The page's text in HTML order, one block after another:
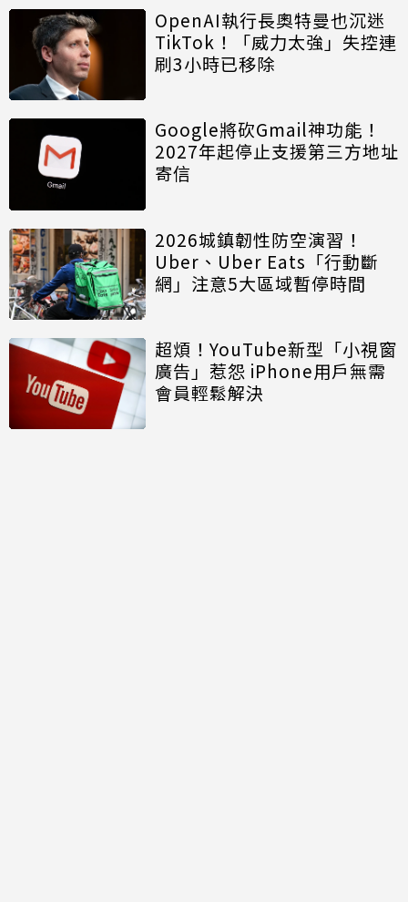
OpenAI執行長奧特曼也沉迷
TikTok！「威力太強」失控連
刷3小時已移除
Google將砍Gmail神功能！
2027年起停止支援第三方地址
寄信
2026城鎮韌性防空演習！
Uber、Uber Eats「行動斷
網」注意5大區域暫停時間
超煩！YouTube新型「小視窗
廣告」惹怨 iPhone用戶無需
會員輕鬆解決